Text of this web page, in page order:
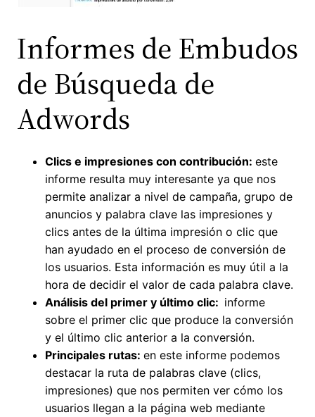
Informes de Embudos
de Búsqueda de
Adwords
Clics e impresiones con contribución: este
informe resulta muy interesante ya que nos
permite analizar a nivel de campaña, grupo de
anuncios y palabra clave las impresiones y
clics antes de la última impresión o clic que
han ayudado en el proceso de conversión de
los usuarios. Esta información es muy útil a la
hora de decidir el valor de cada palabra clave.
Análisis del primer y último clic: informe
sobre el primer clic que produce la conversión
y el último clic anterior a la conversión.
Principales rutas: en este informe podemos
destacar la ruta de palabras clave (clics,
impresiones) que nos permiten ver cómo los
usuarios llegan a la página web mediante